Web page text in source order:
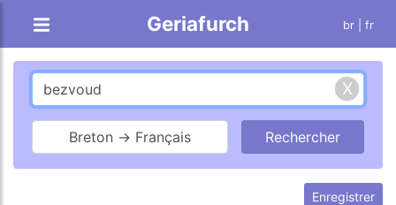
Geriafurch br | fr
Breton → Français
Enregistrer